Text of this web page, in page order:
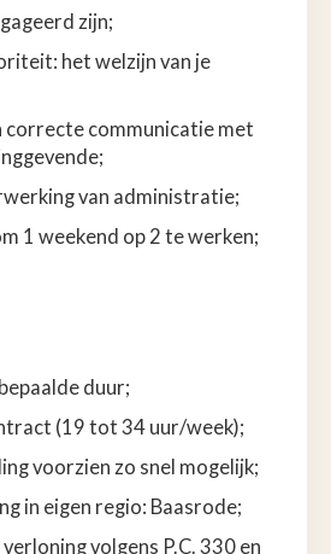
zijn;
het welzijn van je
correcte communicatie met
van administratie;
1 weekend op 2 te werken;
duur;
(19 tot 34 uur/week);
voorzien zo snel mogelijk;
in eigen regio: Baasrode;
volgens P.C. 330 en